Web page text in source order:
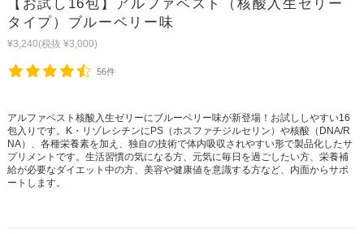
【お試し16包】アルファベスト（核酸入生ゼリー
タイプ）ブルーベリー味
¥3,240(税抜 ¥3,000)
56件
アルファベスト核酸入生ゼリーにブルーベリー味が新登場！お試ししやすい16
包入りです。K・リゾレシチンにPS（ホスファチジルセリン）や核酸（DNA/R
NA）、各種栄養素を加え、独自の技術で体内吸収されやすい形で製品化したサ
プリメントです。生活習慣の気になる方、元気に毎日を過ごしたい方、栄養補
給が必要なダイエット中の方、美容や健康値を意識する方など、内面からサポ
ートします。